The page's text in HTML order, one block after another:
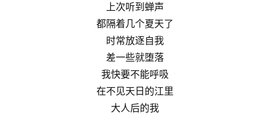
上次听到蝉声
都隔着几个夏天了
时常放逐自我
差一些就堕落
我快要不能呼吸
在不见天日的江里
大人后的我